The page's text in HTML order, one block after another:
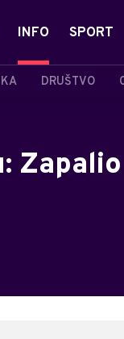
INFO
DRUŠTVO
SPORT